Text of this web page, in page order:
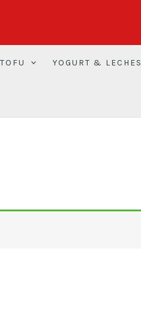
YOGURT & LECHES